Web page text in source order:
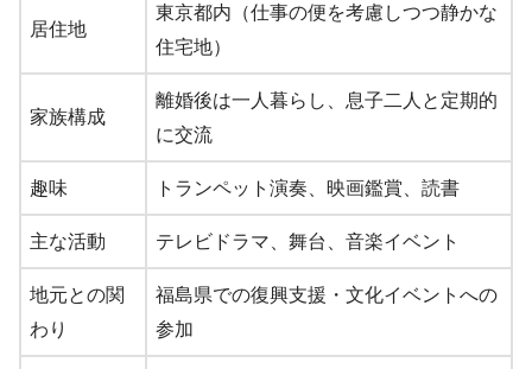
居住地
東京都内（仕事の便を考慮しつつ静かな
住宅地）
家族構成
離婚後は一人暮らし、息子二人と定期的
に交流
趣味 トランペット演奏、映画鑑賞、読書
主な活動 テレビドラマ、舞台、音楽イベント
地元との関
わり
福島県での復興支援・文化イベントへの
参加